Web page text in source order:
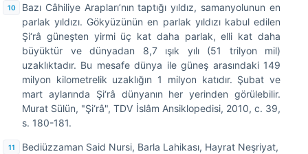
Bazı Câhiliye Arapları’nın taptığı yıldız, samanyolunun en
parlak yıldızı. Gökyüzünün en parlak yıldızı kabul edilen
Şi‘râ güneşten yirmi üç kat daha parlak, elli kat daha
büyüktür ve dünyadan 8,7 ışık yılı (51 trilyon mil)
uzaklıktadır. Bu mesafe dünya ile güneş arasındaki 149
milyon kilometrelik uzaklığın 1 milyon katıdır. Şubat ve
mart aylarında Şi‘râ dünyanın her yerinden görülebilir.
Murat Sülün, "Şi‘râ", TDV İslâm Ansiklopedisi, 2010, c. 39,
s. 180-181.
Bediüzzaman Said Nursi, Barla Lahikası, Hayrat Neşriyat,